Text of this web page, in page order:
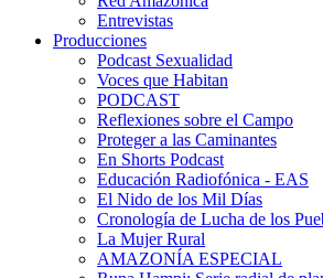
Entrevistas
Producciones
Podcast Sexualidad
Voces que Habitan
PODCAST
Reflexiones sobre el Campo
Proteger a las Caminantes
En Shorts Podcast
Educación Radiofónica - EAS
El Nido de los Mil Días
Cronología de Lucha de los
La Mujer Rural
AMAZONÍA ESPECIAL